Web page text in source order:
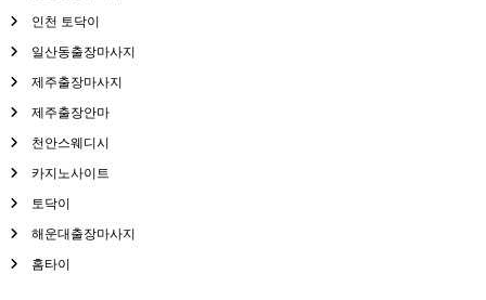
인천 토닥이
일산동출장마사지
제주출장마사지
제주출장안마
천안스웨디시
카지노사이트
토닥이
해운대출장마사지
홈타이